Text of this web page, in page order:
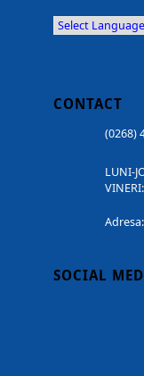
CONTACT
(0268)
LUNI-
SOCIAL